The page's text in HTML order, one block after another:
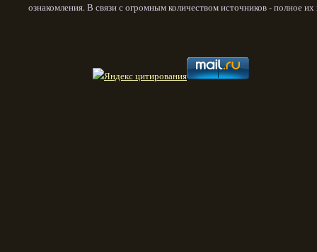
ознакомления. В связи с огромным количеством источников - полное